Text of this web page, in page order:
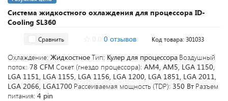
Система жидкостного охлаждения для процессора ID-
Cooling SL360
Сравнить 0 отзывов Код товара: 301033
Охлаждение: ЖидкостноеТип: Кулер для процессора Воздушный
поток: 78 CFM Сокет (гнездо процессора): AM4, AM5, LGA 1150,
LGA 1151, LGA 1155, LGA 1156, LGA 1200, LGA 1851, LGA 2011,
LGA 2066, LGA1700 Рассеиваемая мощность (TDP): 350 Вт Разъем
питания: 4 pin